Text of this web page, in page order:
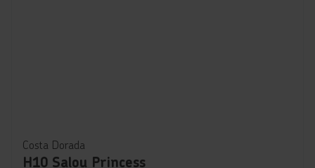
Costa Dorada
H10 Salou Princess